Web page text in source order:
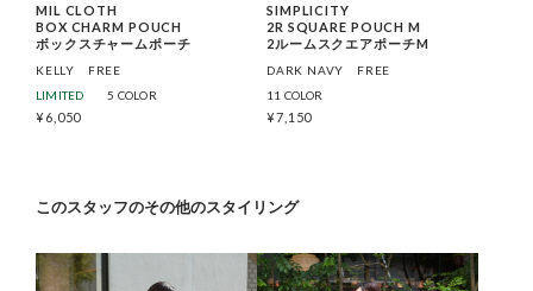
MIL CLOTH
BOX CHARM POUCH
ボックスチャームポーチ
KELLY
FREE
LIMITED
5 COLOR
¥6,050
SIMPLICITY
2R SQUARE POUCH M
2ルームスクエアポーチM
DARK NAVY
FREE
11 COLOR
¥7,150
このスタッフのその他のスタイリング